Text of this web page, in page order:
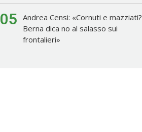
05 Andrea Censi: «Cornuti e mazziati?
Berna dica no al salasso sui
frontalieri»